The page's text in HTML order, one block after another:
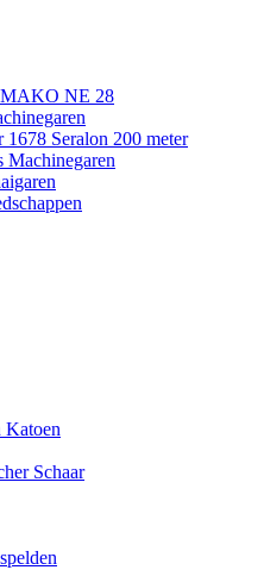
NE 28
Seralon 200 meter
Machinegaren
Katoen
Schaar